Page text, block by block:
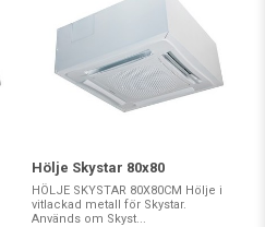
Hölje Skystar 80x80
HÖLJE SKYSTAR 80X80CM Hölje i
vitlackad metall för Skystar.
Används om Skyst...